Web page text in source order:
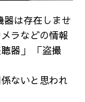
は存在しませ
ラなどの情報
器」 「盗撮
ないと思われ